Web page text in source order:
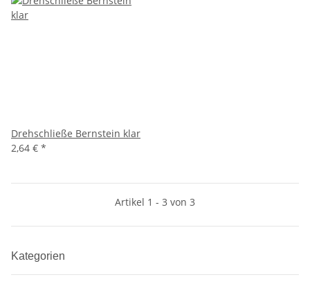
Drehschließe Bernstein klar
2,64 € *
Artikel 1 - 3 von 3
Kategorien